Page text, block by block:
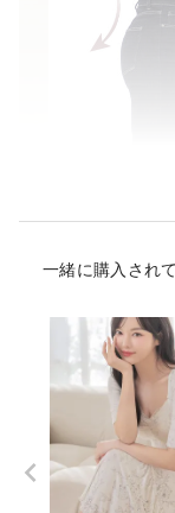
一緒に購入され